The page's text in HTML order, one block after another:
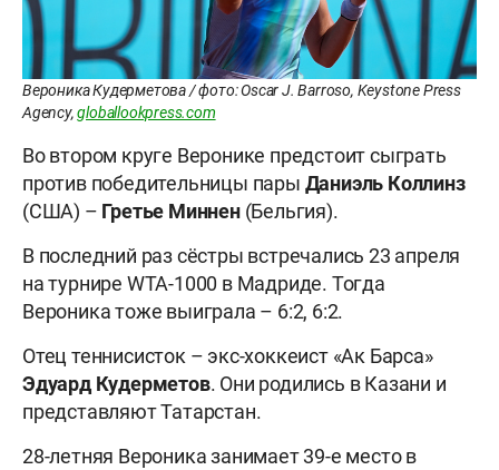
Вероника Кудерметова / фото: Oscar J. Barroso, Keystone Press
Agency,globallookpress.com
Во втором круге Веронике предстоит сыграть
против победительницы пары Даниэль Коллинз
(США) – Гретье Миннен (Бельгия).
В последний раз сёстры встречались 23 апреля
на турнире WTA-1000 в Мадриде. Тогда
Вероника тоже выиграла – 6:2, 6:2.
Отец теннисисток – экс-хоккеист «Ак Барса»
Эдуард Кудерметов. Они родились в Казани и
представляют Татарстан.
28-летняя Вероника занимает 39-е место в